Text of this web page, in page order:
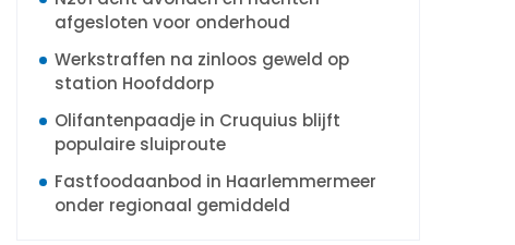
afgesloten voor onderhoud
Werkstraffen na zinloos geweld op
station Hoofddorp
Olifantenpaadje in Cruquius blijft
populaire sluiproute
Fastfoodaanbod in Haarlemmermeer
onder regionaal gemiddeld